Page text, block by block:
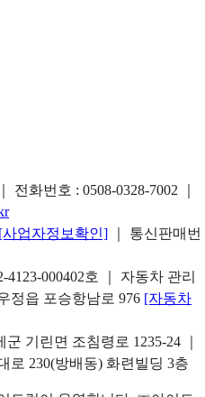
전화번호 : 0508-0328-7002
[사업자정보확인]
｜ 통신판매번
000402호 ｜ 자동차 관리
정읍 포승항남로 976 [자동차
기린면 조침령로 1235-24 ｜
로 230(방배동) 화련빌딩 3층